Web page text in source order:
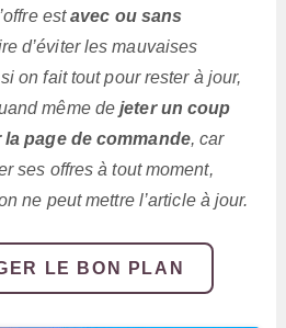
estavec ou sans
d’éviter les mauvaises
on fait tout pour rester à jour,
même dejeter un coup
page de commande, car
ses offres à tout moment,
ne peut mettre l’article à jour.
LE BON PLAN